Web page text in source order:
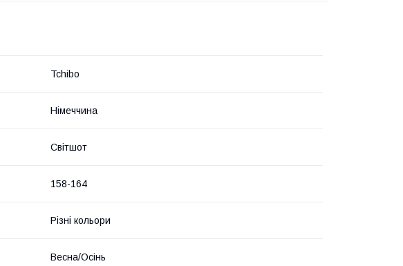
Tchibo
Німеччина
Світшот
158-164
Різні кольори
Весна/Осінь